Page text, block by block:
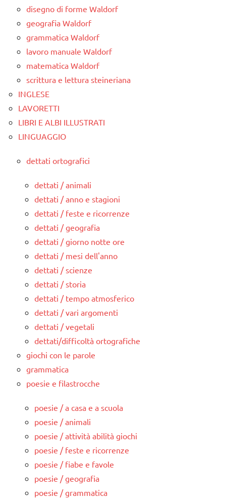
disegno di forme Waldorf
geografia Waldorf
grammatica Waldorf
lavoro manuale Waldorf
matematica Waldorf
scrittura e lettura steineriana
INGLESE
LAVORETTI
LIBRI E ALBI ILLUSTRATI
LINGUAGGIO
dettati ortografici
dettati / animali
dettati / anno e stagioni
dettati / feste e ricorrenze
dettati / geografia
dettati / giorno notte ore
dettati / mesi dell'anno
dettati / scienze
dettati / storia
dettati / tempo atmosferico
dettati / vari argomenti
dettati / vegetali
dettati/difficoltà ortografiche
giochi con le parole
grammatica
poesie e filastrocche
poesie / a casa e a scuola
poesie / animali
poesie / attività abilità giochi
poesie / feste e ricorrenze
poesie / fiabe e favole
poesie / geografia
poesie / grammatica